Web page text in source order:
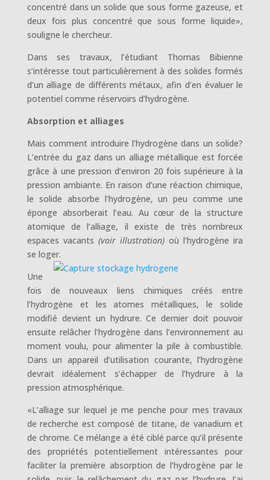
concentré dans un solide que sous forme gazeuse, et
deux fois plus concentré que sous forme liquide»,
souligne le chercheur.
Dans ses travaux, l’étudiant Thomas Bibienne
s’intéresse tout particulièrement à des solides formés
d’un alliage de différents métaux, afin d’en évaluer le
potentiel comme réservoirs d’hydrogène.
Absorption et alliages
Mais comment introduire l’hydrogène dans un solide?
L’entrée du gaz dans un alliage métallique est forcée
grâce à une pression d’environ 20 fois supérieure à la
pression ambiante. En raison d’une réaction chimique,
le solide absorbe l’hydrogène, un peu comme une
éponge absorberait l’eau. Au cœur de la structure
atomique de l’alliage, il existe de très nombreux
espaces vacants (voir illustration) où l’hydrogène ira
se loger.
Une
fois de nouveaux liens chimiques créés entre
l’hydrogène et les atomes métalliques, le solide
modifié devient un hydrure. Ce dernier doit pouvoir
ensuite relâcher l’hydrogène dans l’environnement au
moment voulu, pour alimenter la pile à combustible.
Dans un appareil d’utilisation courante, l’hydrogène
devrait idéalement s’échapper de l’hydrure à la
pression atmosphérique.
«L’alliage sur lequel je me penche pour mes travaux
de recherche est composé de titane, de vanadium et
de chrome. Ce mélange a été ciblé parce qu’il présente
des propriétés potentiellement intéressantes pour
faciliter la première absorption de l’hydrogène par le